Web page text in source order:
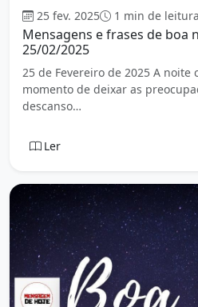
25 fev. 2025 1 min de leitura
Mensagens e frases de boa
25/02/2025
25 de Fevereiro de 2025 A noite
momento de deixar as
descanso…
Ler